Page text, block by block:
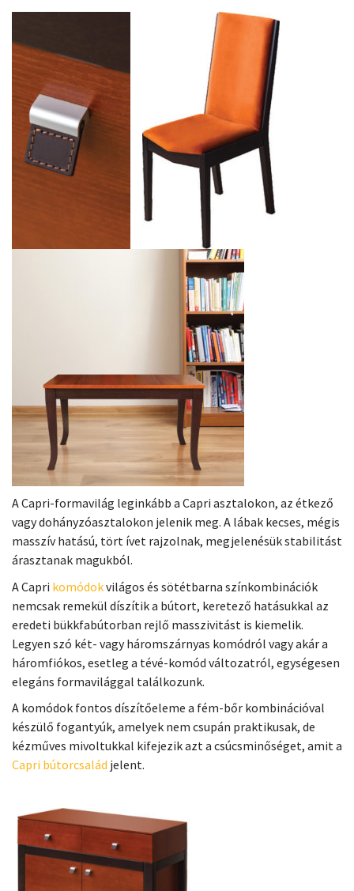
A Capri-formavilág leginkább a Capri asztalokon, az étkező
vagy dohányzóasztalokon jelenik meg. A lábak kecses, mégis
masszív hatású, tört ívet rajzolnak, megjelenésük stabilitást
árasztanak magukból.
A Capri komódokvilágos és sötétbarna színkombinációk
nemcsak remekül díszítik a bútort, keretező hatásukkal az
eredeti bükkfabútorban rejlő masszivitást is kiemelik.
Legyen szó két- vagy háromszárnyas komódról vagy akár a
háromfiókos, esetleg a tévé-komód változatról, egységesen
elegáns formavilággal találkozunk.
A komódok fontos díszítőeleme a fém-bőr kombinációval
készülő fogantyúk, amelyek nem csupán praktikusak, de
kézműves mivoltukkal kifejezik azt a csúcsminőséget, amit a
Capri bútorcsalád jelent.